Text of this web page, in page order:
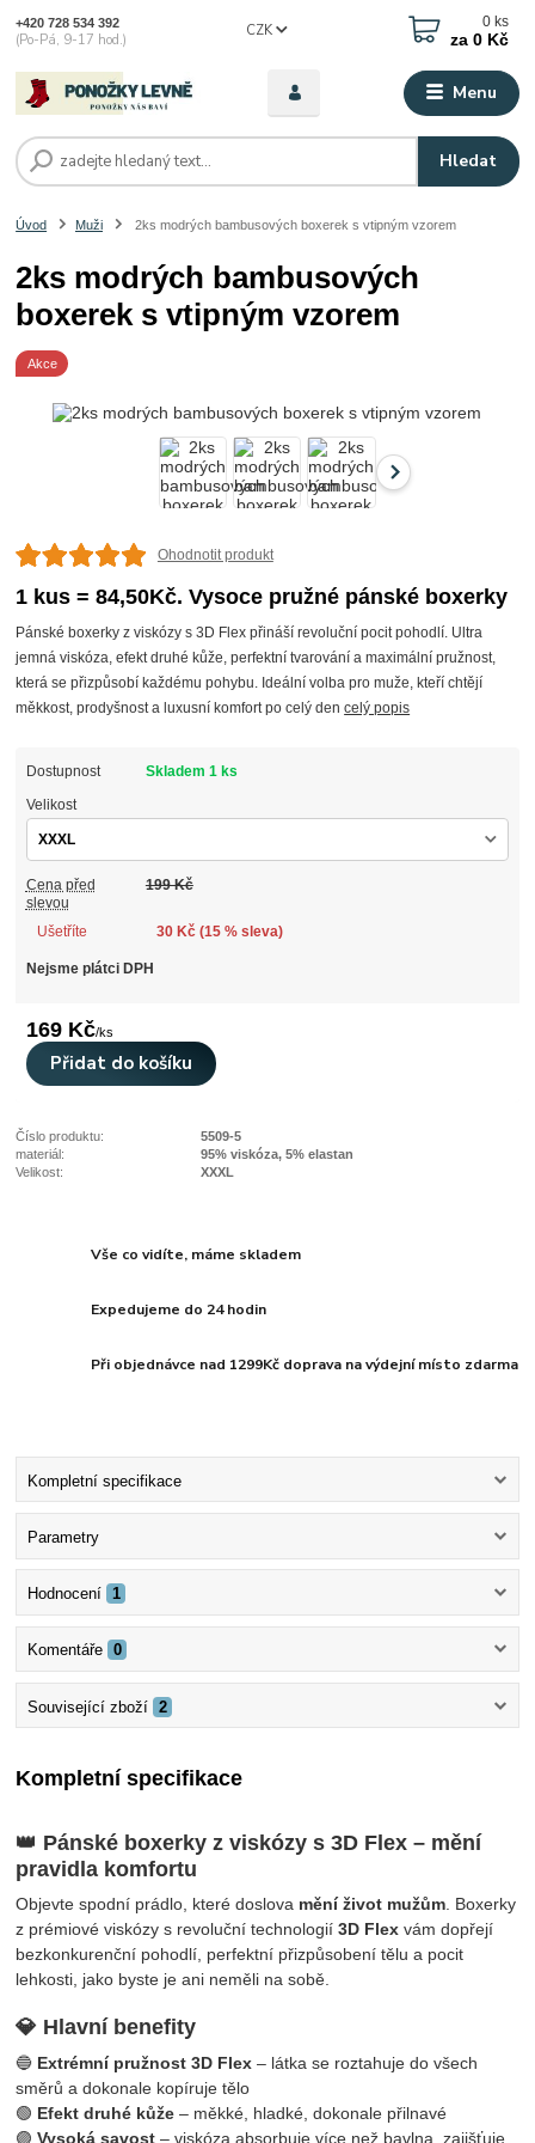
Menu
CZK
Hledat
+420 728 534 392
(Po-Pá, 9-17 hod.)
0 ks
za 0 Kč
Úvod Muži 2ks modrých bambusových boxerek s vtipným vzorem
2ks modrých bambusových
boxerek s vtipným vzorem
Akce
Ohodnotit produkt
1 kus = 84,50Kč. Vysoce pružné pánské boxerky
Pánské boxerky z viskózy s 3D Flex přináší revoluční pocit pohodlí. Ultra
jemná viskóza, efekt druhé kůže, perfektní tvarování a maximální pružnost,
která se přizpůsobí každému pohybu. Ideální volba pro muže, kteří chtějí
měkkost, prodyšnost a luxusní komfort po celý dencelý popis
Dostupnost Skladem 1 ks
Velikost
Cena před
slevou
199 Kč
Ušetříte 30 Kč (15% sleva)
Nejsme plátci DPH
169 Kč/ks
Přidat do košíku
Číslo produktu:
5509-5
materiál:
95% viskóza, 5% elastan
Velikost:
XXXL
Vše co vidíte, máme skladem
Expedujeme do 24 hodin
Při objednávce nad 1299Kč doprava na výdejní místo zdarma
Kompletní specifikace
Parametry
Hodnocení 1
Komentáře 0
Související zboží 2
Kompletní specifikace
👑 Pánské boxerky z viskózy s 3D Flex – mění
pravidla komfortu
Objevte spodní prádlo, které doslova mění život mužům. Boxerky
z prémiové viskózy s revoluční technologií3D Flex vám dopřejí
bezkonkurenční pohodlí, perfektní přizpůsobení tělu a pocit
lehkosti, jako byste je ani neměli na sobě.
💎 Hlavní benefity
🔵 Extrémní pružnost 3D Flex – látka se roztahuje do všech
směrů a dokonale kopíruje tělo
🟢 Efekt druhé kůže – měkké, hladké, dokonale přilnavé
🟣Vysoká savost – viskóza absorbuje více než bavlna, zajišťuje